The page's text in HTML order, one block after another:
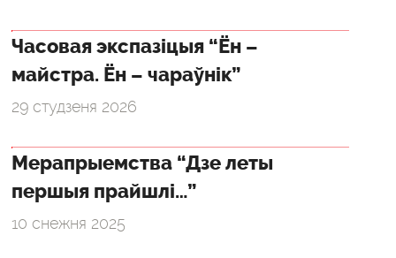
Часовая экспазіцыя “Ён –
майстра. Ён – чараўнік”
29 студзеня 2026
Мерапрыемства “Дзе леты
першыя прайшлі…”
10 снежня 2025